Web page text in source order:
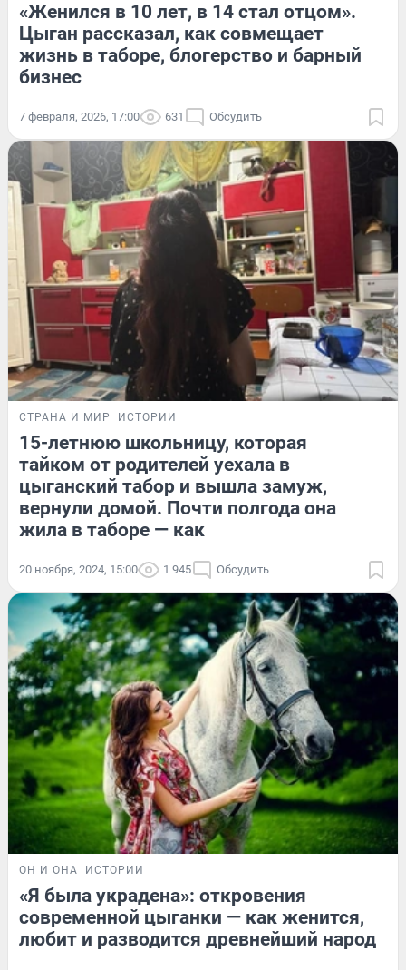
«Женился в 10 лет, в 14 стал отцом».
Цыган рассказал, как совмещает
жизнь в таборе, блогерство и барный
бизнес
7 февраля, 2026, 17:00 631 Обсудить
СТРАНА И МИР ИСТОРИИ
15-летнюю школьницу, которая
тайком от родителей уехала в
цыганский табор и вышла замуж,
вернули домой. Почти полгода она
жила в таборе — как
20 ноября, 2024, 15:00 1 945 Обсудить
ОН И ОНА ИСТОРИИ
«Я была украдена»: откровения
современной цыганки — как женится,
любит и разводится древнейший народ